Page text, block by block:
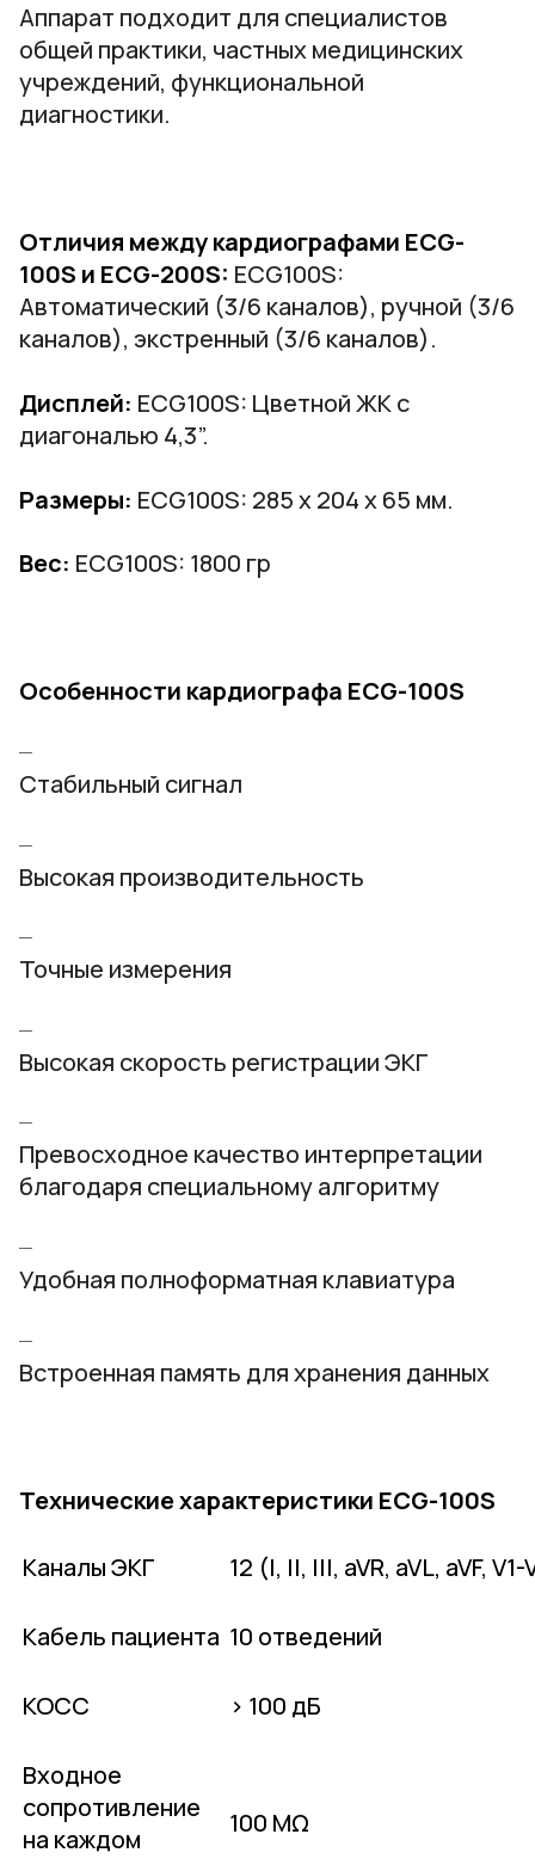
Аппарат подходит для специалистов
общей практики, частных медицинских
учреждений, функциональной
диагностики.
Отличия между кардиографами ECG-
100S и ECG-200S: ECG100S:
Автоматический (3/6 каналов), ручной (3/6
каналов), экстренный (3/6 каналов).
Дисплей: ECG100S: Цветной ЖК с
диагональю 4,3”.
Размеры: ECG100S: 285 х 204 х 65 мм.
Вес: ECG100S: 1800 гр
Особенности кардиографа ECG-100S
Стабильный сигнал
Высокая производительность
Точные измерения
Высокая скорость регистрации ЭКГ
Превосходное качество интерпретации
благодаря специальному алгоритму
Удобная полноформатная клавиатура
Встроенная память для хранения данных
Технические характеристики ECG-100S
Каналы ЭКГ 12 (I, II, III, aVR, aVL, aVF,
Кабель пациента 10 отведений
КОСС > 100 дБ
Входное
сопротивление
на каждом
100 MΩ